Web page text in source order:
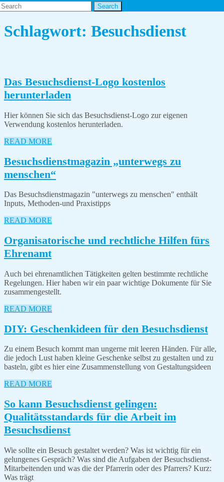
Schlagwort: Besuchsdienst
Das Besuchsdienst-Logo kostenlos
herunterladen
Logo
Hier können Sie sich das Besuchsdienst-Logo zur eigenen
Verwendung kostenlos herunterladen.
READ MORE
Besuchsdienstmagazin „unterwegs zu
menschen“Besuchsdienstmagazin
zu
Das Besuchsdienstmagazin "unterwegs zu menschen" enthält
Inputs, Methoden-und Praxistipps
READ MORE
Organisatorische und rechtliche Hilfen fürs
EhrenamtOrganisatorische
rechtliche
Hilfen
fürs
Auch bei ehrenamtlichen Tätigkeiten gelten bestimmte rechtliche
Regelungen. Hier haben wir ein paar wichtige Dokumente für Sie
zusammengestellt.
READ MORE
DIY: Geschenkideen für den Besuchsdienst
für
den
Zu einem Besuch kommt man ungerne mit leeren Händen. Für alle,
die jedoch Lust haben kleine Geschenke selbst zu gestalten und zu
basteln, gibt es hier eine Zusammenstellung von Gestaltungsideen
READ MORE
So kann Besuchsdienst gelingen:
Qualitätsstandards für die Arbeit im
BesuchsdienstSo
Besuchsdienst
gelingen:
Wie sollte ein Besuch gestaltet werden? Was ist wichtig für ein
gelungenes Gespräch? Was sind die Aufgaben der Besuchsdienst-
Mitarbeitenden und was die der Pfarrerin oder des Pfarrers? Kurz:
Was trägt